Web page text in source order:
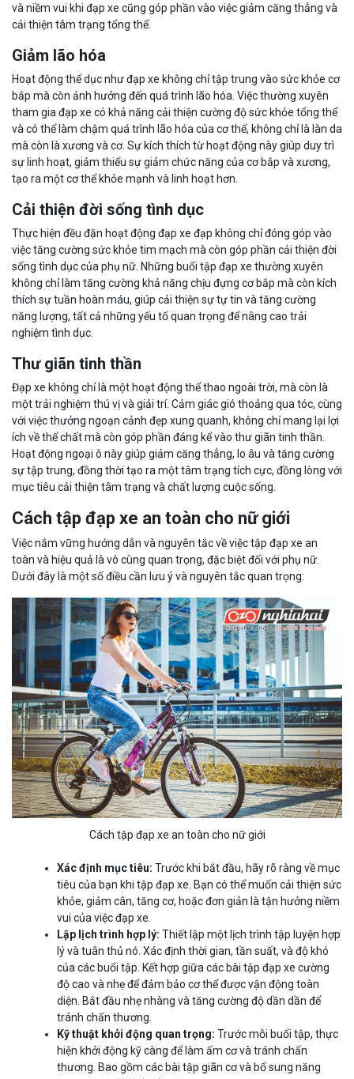
và niềm vui khi đạp xe cũng góp phần vào việc giảm căng thẳng và
cải thiện tâm trạng tổng thể.
Giảm lão hóa
Hoạt động thể dục như đạp xe không chỉ tập trung vào sức khỏe cơ
bắp mà còn ảnh hưởng đến quá trình lão hóa. Việc thường xuyên
tham gia đạp xe có khả năng cải thiện cường độ sức khỏe tổng thể
và có thể làm chậm quá trình lão hóa của cơ thể, không chỉ là làn da
mà còn là xương và cơ. Sự kích thích từ hoạt động này giúp duy trì
sự linh hoạt, giảm thiểu sự giảm chức năng của cơ bắp và xương,
tạo ra một cơ thể khỏe mạnh và linh hoạt hơn.
Cải thiện đời sống tình dục
Thực hiện đều đặn hoạt động đạp xe đạp không chỉ đóng góp vào
việc tăng cường sức khỏe tim mạch mà còn góp phần cải thiện đời
sống tình dục của phụ nữ. Những buổi tập đạp xe thường xuyên
không chỉ làm tăng cường khả năng chịu đựng cơ bắp mà còn kích
thích sự tuần hoàn máu, giúp cải thiện sự tự tin và tăng cường
năng lượng, tất cả những yếu tố quan trọng để nâng cao trải
nghiệm tình dục.
Thư giãn tinh thần
Đạp xe không chỉ là một hoạt động thể thao ngoài trời, mà còn là
một trải nghiệm thú vị và giải trí. Cảm giác gió thoảng qua tóc, cùng
với việc thưởng ngoạn cảnh đẹp xung quanh, không chỉ mang lại lợi
ích về thể chất mà còn góp phần đáng kể vào thư giãn tinh thần.
Hoạt động ngoại ô này giúp giảm căng thẳng, lo âu và tăng cường
sự tập trung, đồng thời tạo ra một tâm trạng tích cực, đồng lòng với
mục tiêu cải thiện tâm trạng và chất lượng cuộc sống.
Cách tập đạp xe an toàn cho nữ giới
Việc nắm vững hướng dẫn và nguyên tắc về việc tập đạp xe an
toàn và hiệu quả là vô cùng quan trọng, đặc biệt đối với phụ nữ.
Dưới đây là một số điều cần lưu ý và nguyên tắc quan trọng:
Cách tập đạp xe an toàn cho nữ giới
Xác định mục tiêu: Trước khi bắt đầu, hãy rõ ràng về mục
tiêu của bạn khi tập đạp xe. Bạn có thể muốn cải thiện sức
khỏe, giảm cân, tăng cơ, hoặc đơn giản là tận hưởng niềm
vui của việc đạp xe.
Lập lịch trình hợp lý: Thiết lập một lịch trình tập luyện hợp
lý và tuân thủ nó. Xác định thời gian, tần suất, và độ khó
của các buổi tập. Kết hợp giữa các bài tập đạp xe cường
độ cao và nhẹ để đảm bảo cơ thể được vận động toàn
diện. Bắt đầu nhẹ nhàng và tăng cường độ dần dần để
tránh chấn thương.
Kỹ thuật khởi động quan trọng: Trước mỗi buổi tập, thực
hiện khởi động kỹ càng để làm ấm cơ và tránh chấn
thương. Bao gồm các bài tập giãn cơ và bổ sung năng